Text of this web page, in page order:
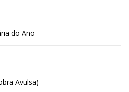
do Ano
Avulsa)